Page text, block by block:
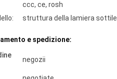
ccc, ce, rosh
struttura della lamiera sottile
e spedizione:
negozii